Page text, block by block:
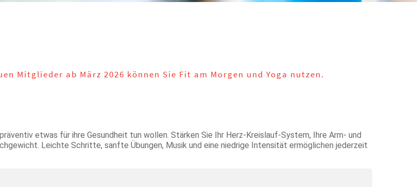
Mitglieder ab März 2026 können Sie Fit am Morgen und Yoga nutzen.
etwas für ihre Gesundheit tun wollen. Stärken Sie Ihr Herz-Kreislauf-System, Ihre Arm- und
Leichte Schritte, sanfte Übungen, Musik und eine niedrige Intensität ermöglichen jederzeit